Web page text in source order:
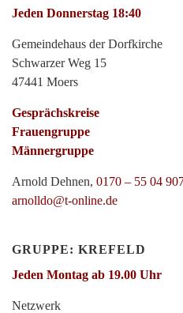
Jeden Donnerstag 18:40
Gemeindehaus der Dorfkirche
Schwarzer Weg 15
47441 Moers
Gesprächskreise
Frauengruppe
Männergruppe
Arnold Dehnen, 0170 – 55 04
arnolldo@t-online.de
GRUPPE: KREFELD
Jeden Montag ab 19.00 Uhr
Netzwerk